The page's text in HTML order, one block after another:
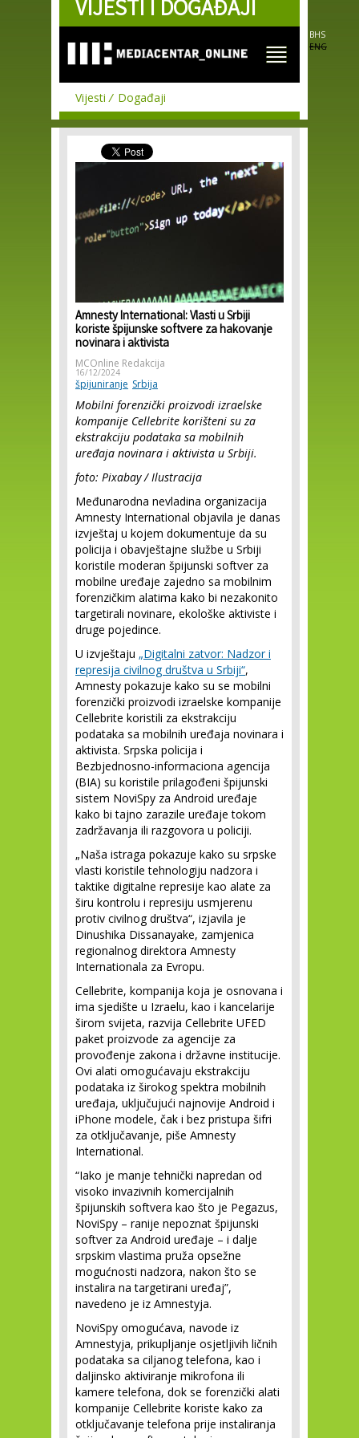
Skip to
main
VIJESTI I DOGAĐAJI
BHS
ENG
Vijesti Događaji
Amnesty International: Vlasti u Srbiji
koriste špijunske softvere za hakovanje
novinara i aktivista
MCOnline Redakcija
16/12/2024
špijuniranje Srbija
Mobilni forenzički proizvodi izraelske
kompanije Cellebrite korišteni su za
ekstrakciju podataka sa mobilnih
uređaja novinara i aktivista u Srbiji.
foto: Pixabay / Ilustracija
Međunarodna nevladina organizacija
Amnesty International objavila je danas
izvještaj u kojem dokumentuje da su
policija i obavještajne službe u Srbiji
koristile moderan špijunski softver za
mobilne uređaje zajedno sa mobilnim
forenzičkim alatima kako bi nezakonito
targetirali novinare, ekološke aktiviste i
druge pojedince.
U izvještaju „Digitalni zatvor: Nadzor i
represija civilnog društva u Srbiji“,
Amnesty pokazuje kako su se mobilni
forenzički proizvodi izraelske kompanije
Cellebrite koristili za ekstrakciju
podataka sa mobilnih uređaja novinara i
aktivista. Srpska policija i
Bezbjednosno-informaciona agencija
(BIA) su koristile prilagođeni špijunski
sistem NoviSpy za Android uređaje
kako bi tajno zarazile uređaje tokom
zadržavanja ili razgovora u policiji.
„Naša istraga pokazuje kako su srpske
vlasti koristile tehnologiju nadzora i
taktike digitalne represije kao alate za
širu kontrolu i represiju usmjerenu
protiv civilnog društva“, izjavila je
Dinushika Dissanayake, zamjenica
regionalnog direktora Amnesty
Internationala za Evropu.
Cellebrite, kompanija koja je osnovana i
ima sjedište u Izraelu, kao i kancelarije
širom svijeta, razvija Cellebrite UFED
paket proizvode za agencije za
provođenje zakona i državne institucije.
Ovi alati omogućavaju ekstrakciju
podataka iz širokog spektra mobilnih
uređaja, uključujući najnovije Android i
iPhone modele, čak i bez pristupa šifri
za otključavanje, piše Amnesty
International.
“Iako je manje tehnički napredan od
visoko invazivnih komercijalnih
špijunskih softvera kao što je Pegazus,
NoviSpy – ranije nepoznat špijunski
softver za Android uređaje – i dalje
srpskim vlastima pruža opsežne
mogućnosti nadzora, nakon što se
instalira na targetirani uređaj”,
navedeno je iz Amnestyja.
NoviSpy omogućava, navode iz
Amnestyja, prikupljanje osjetljivih ličnih
podataka sa ciljanog telefona, kao i
daljinsko aktiviranje mikrofona ili
kamere telefona, dok se forenzički alati
kompanije Cellebrite koriste kako za
otključavanje telefona prije instaliranja